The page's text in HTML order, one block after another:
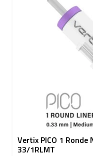
Vertix PICO 1
33/1RLMT